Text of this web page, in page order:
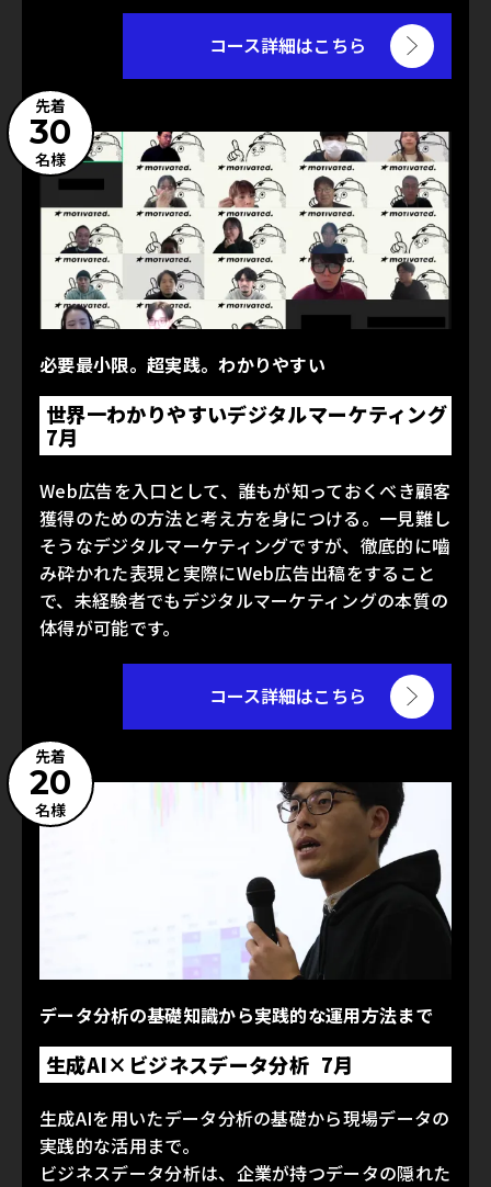
コース詳細はこちら
先着
30
名様
必要最小限。超実践。わかりやすい
世界一わかりやすいデジタルマーケティング
7月
Web広告を入口として、誰もが知っておくべき顧客
獲得のための方法と考え方を身につける。一見難し
そうなデジタルマーケティングですが、徹底的に嚙
み砕かれた表現と実際にWeb広告出稿をすること
で、未経験者でもデジタルマーケティングの本質の
体得が可能です。
コース詳細はこちら
先着
20
名様
データ分析の基礎知識から実践的な運用方法まで
生成AI×ビジネスデータ分析 7月
生成AIを用いたデータ分析の基礎から現場データの
実践的な活用まで。
ビジネスデータ分析は、企業が持つデータの隠れた